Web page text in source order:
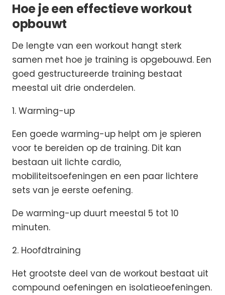
Hoe je een effectieve workout
opbouwt
De lengte van een workout hangt sterk
samen met hoe je training is opgebouwd. Een
goed gestructureerde training bestaat
meestal uit drie onderdelen.
1. Warming-up
Een goede warming-up helpt om je spieren
voor te bereiden op de training. Dit kan
bestaan uit lichte cardio,
mobiliteitsoefeningen en een paar lichtere
sets van je eerste oefening.
De warming-up duurt meestal 5 tot 10
minuten.
2. Hoofdtraining
Het grootste deel van de workout bestaat uit
compound oefeningen en isolatieoefeningen.